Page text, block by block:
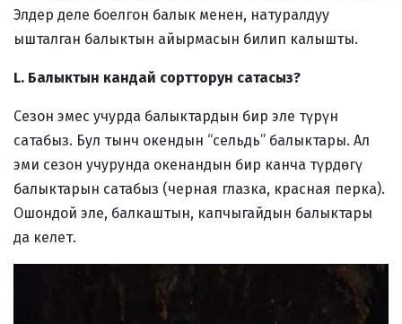
Элдер деле боелгон балык менен, натуралдуу
ышталган балыктын айырмасын билип калышты.
L. Балыктын кандай сортторун сатасыз?
Сезон эмес учурда балыктардын бир эле түрүн
сатабыз. Бул тынч окендын “сельдь” балыктары. Ал
эми сезон учурунда окенандын бир канча түрдөгү
балыктарын сатабыз (черная глазка, красная перка).
Ошондой эле, балкаштын, капчыгайдын балыктары
да келет.